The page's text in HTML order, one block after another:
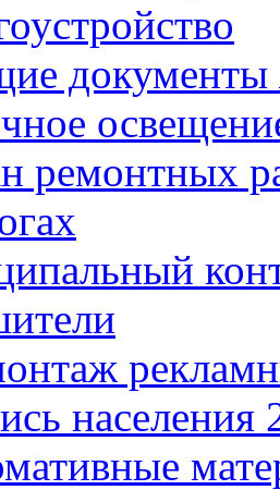
ремонтных
населения